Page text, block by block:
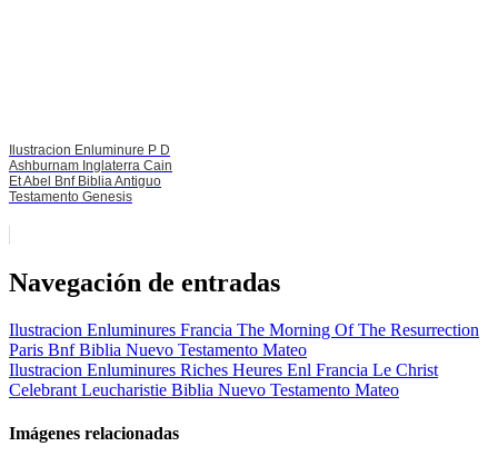
Ilustracion Enluminure P D
Ashburnam Inglaterra Cain
Et Abel Bnf Biblia Antiguo
Testamento Genesis
Navegación de entradas
Ilustracion Enluminures Francia The Morning Of The Resurrection
Paris Bnf Biblia Nuevo Testamento Mateo
Ilustracion Enluminures Riches Heures Enl Francia Le Christ
Celebrant Leucharistie Biblia Nuevo Testamento Mateo
Imágenes relacionadas